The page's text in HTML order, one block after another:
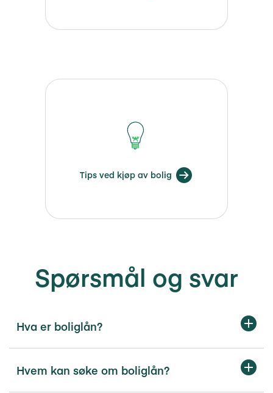
Tips ved kjøp av bolig
Spørsmål og svar
Hva er boliglån?
Hvem kan søke om boliglån?